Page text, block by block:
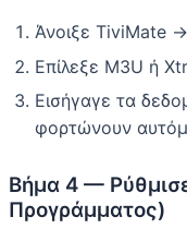
Άνοιξε TiviMate →
Επίλεξε M3U ή
Εισήγαγε τα
φορτώνουν
Βήμα 4 —
Προγράμματος)